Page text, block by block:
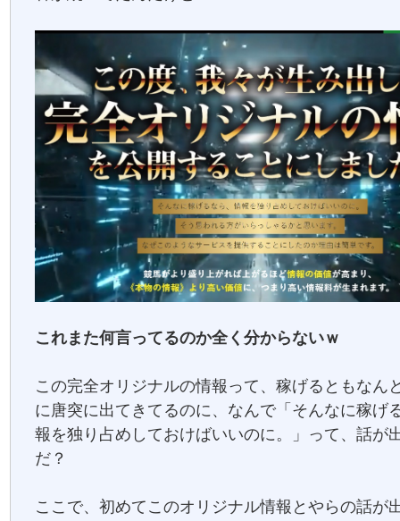
これまた何言ってるのか全く分からないｗ
この完全オリジナルの情報って、稼げるともなん
に唐突に出てきてるのに、なんで「そんなに稼げ
報を独り占めしておけばいいのに。」って、話が
だ？
ここで、初めてこのオリジナル情報とやらの話が